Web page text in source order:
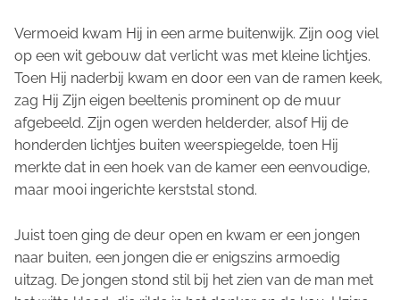
Vermoeid kwam Hij in een arme buitenwijk. Zijn oog viel
op een wit gebouw dat verlicht was met kleine lichtjes.
Toen Hij naderbij kwam en door een van de ramen keek,
zag Hij Zijn eigen beeltenis prominent op de muur
afgebeeld. Zijn ogen werden helderder, alsof Hij de
honderden lichtjes buiten weerspiegelde, toen Hij
merkte dat in een hoek van de kamer een eenvoudige,
maar mooi ingerichte kerststal stond.
Juist toen ging de deur open en kwam er een jongen
naar buiten, een jongen die er enigszins armoedig
uitzag. De jongen stond stil bij het zien van de man met